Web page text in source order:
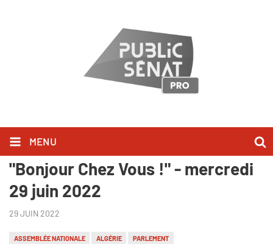
MENU
Laurent Marcangeli l'a dit dans
"Bonjour Chez Vous !" - mercredi
29 juin 2022
29 JUIN 2022
ASSEMBLÉE NATIONALE ALGÉRIE PARLEMENT